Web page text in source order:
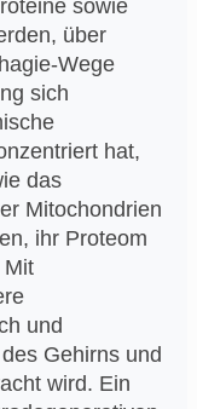
sowie
über
Wege
sich
hat,
das
Mitochondrien
ihr Proteom
Mit
und
Gehirns und
wird. Ein